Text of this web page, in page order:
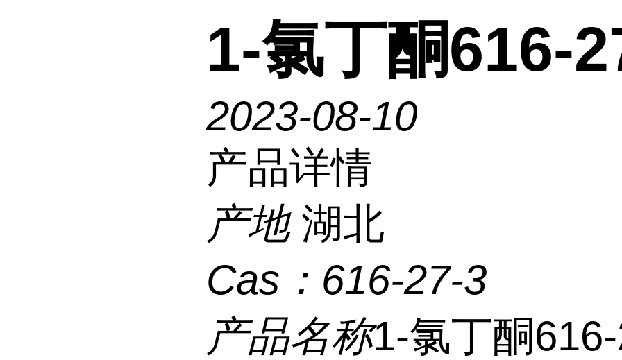
1-氯丁酮616-
2023-08-10
产品详情
产地 湖北
Cas： 616-27-3
产品名称1-氯丁酮